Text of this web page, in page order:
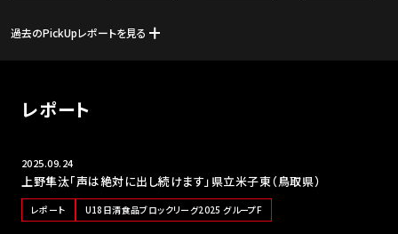
過去のPickUpレポートを見る
レポート
2025.09.24
上野隼汰「声は絶対に出し続けます」県立米子東（鳥取県）
レポート U18日清食品ブロックリーグ2025 グループF